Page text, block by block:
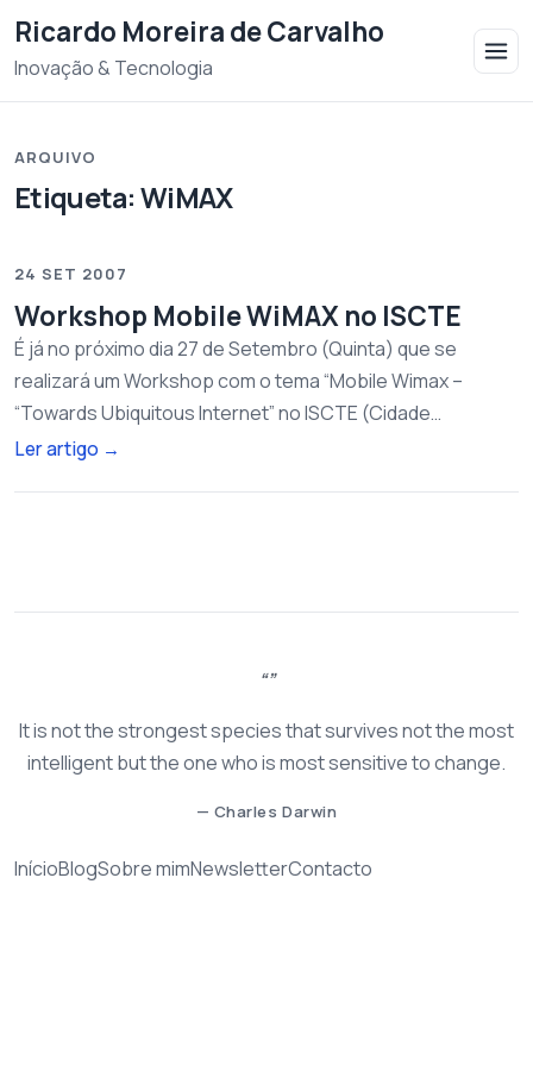
Ricardo Moreira de Carvalho
Inovação & Tecnologia
ARQUIVO
Etiqueta:WiMAX
24 SET 2007
Workshop Mobile WiMAX no ISCTE
É já no próximo dia 27 de Setembro (Quinta) que se
realizará um Workshop com o tema “Mobile Wimax –
“Towards Ubiquitous Internet” no ISCTE (Cidade…
Ler artigo →
It is not the strongest species that survives not the most
intelligent but the one who is most sensitive to change.
— Charles Darwin
InícioBlogSobre mimNewsletterContacto